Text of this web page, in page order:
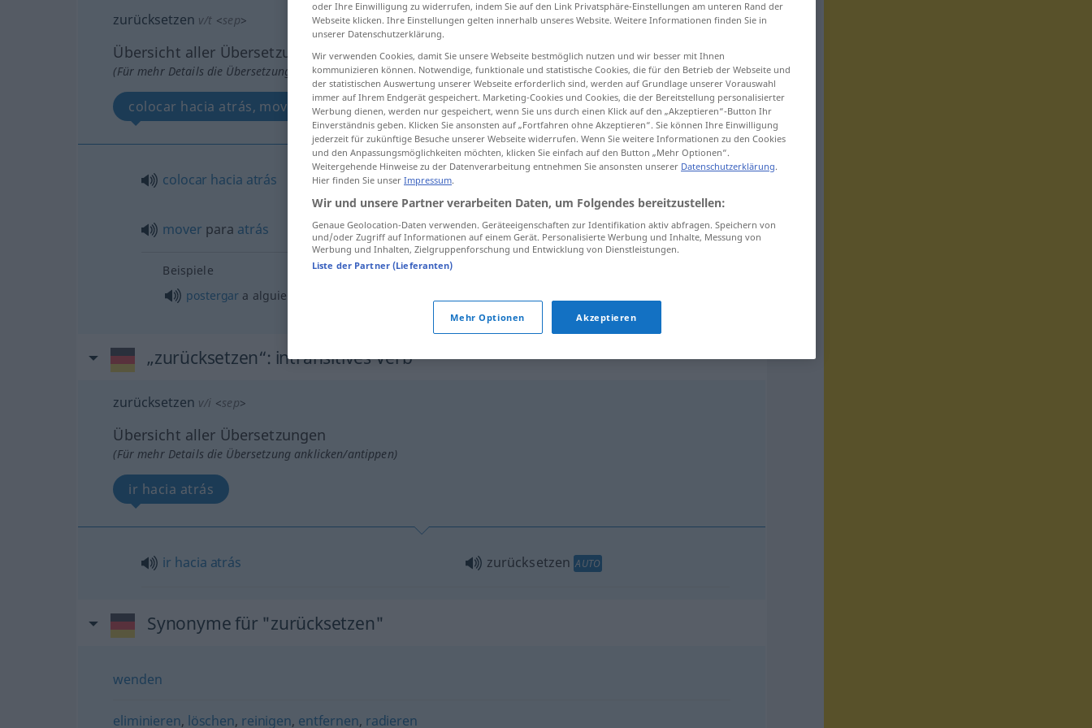
zurücksetzen v/t <sep>
Übersicht aller Übersetzungen
(Für mehr Details die Übersetzung anklicken/antippen)
colocar hacia atrás, mover para atrás Weitere Beispiele...
colocar hacia atrás
mover para atrás zurücksetzen Auto
Beispiele
postergar a alguien
„zurücksetzen“: intransitives Verb
zurücksetzen v/i <sep>
Übersicht aller Übersetzungen
(Für mehr Details die Übersetzung anklicken/antippen)
ir hacia atrás
ir hacia atrás zurücksetzen AUTO
Synonyme für "zurücksetzen"
wenden
eliminieren, löschen, reinigen, entfernen, radieren
oder Ihre Einwilligung zu widerrufen, indem Sie auf den Link Privatsphäre-Einstellungen am unteren Rand der
Webseite klicken. Ihre Einstellungen gelten innerhalb unseres Website. Weitere Informationen finden Sie in
unserer Datenschutzerklärung.
Wir verwenden Cookies, damit Sie unsere Webseite bestmöglich nutzen und wir besser mit Ihnen
kommunizieren können. Notwendige, funktionale und statistische Cookies, die für den Betrieb der Webseite und
der statistischen Auswertung unserer Webseite erforderlich sind, werden auf Grundlage unserer Vorauswahl
immer auf Ihrem Endgerät gespeichert. Marketing-Cookies und Cookies, die der Bereitstellung personalisierter
Werbung dienen, werden nur gespeichert, wenn Sie uns durch einen Klick auf den „Akzeptieren“-Button Ihr
Einverständnis geben. Klicken Sie ansonsten auf „Fortfahren ohne Akzeptieren“. Sie können Ihre Einwilligung
jederzeit für zukünftige Besuche unserer Webseite widerrufen. Wenn Sie weitere Informationen zu den Cookies
und den Anpassungsmöglichkeiten möchten, klicken Sie einfach auf den Button „Mehr Optionen“.
Weitergehende Hinweise zu der Datenverarbeitung entnehmen Sie ansonsten unserer Datenschutzerklärung.
Hier finden Sie unser Impressum.
Wir und unsere Partner verarbeiten Daten, um Folgendes bereitzustellen:
Genaue Geolocation-Daten verwenden. Geräteeigenschaften zur Identifikation aktiv abfragen. Speichern von
und/oder Zugriff auf Informationen auf einem Gerät. Personalisierte Werbung und Inhalte, Messung von
Werbung und Inhalten, Zielgruppenforschung und Entwicklung von Dienstleistungen.
Liste der Partner (Lieferanten)
Mehr Optionen Akzeptieren